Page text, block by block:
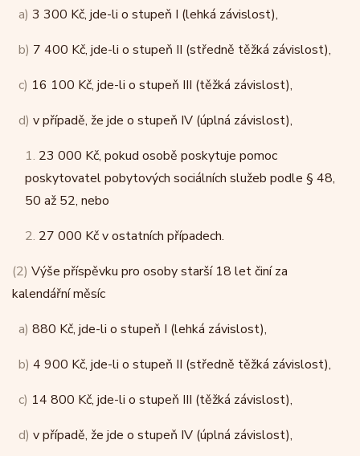
a) 3 300 Kč, jde-li o stupeň I (lehká závislost),
b) 7 400 Kč, jde-li o stupeň II (středně těžká závislost),
c) 16 100 Kč, jde-li o stupeň III (těžká závislost),
d) v případě, že jde o stupeň IV (úplná závislost),
1. 23 000 Kč, pokud osobě poskytuje pomoc
poskytovatel pobytových sociálních služeb podle § 48,
50 až 52, nebo
2. 27 000 Kč v ostatních případech.
(2) Výše příspěvku pro osoby starší 18 let činí za
kalendářní měsíc
a) 880 Kč, jde-li o stupeň I (lehká závislost),
b) 4 900 Kč, jde-li o stupeň II (středně těžká závislost),
c) 14 800 Kč, jde-li o stupeň III (těžká závislost),
d) v případě, že jde o stupeň IV (úplná závislost),